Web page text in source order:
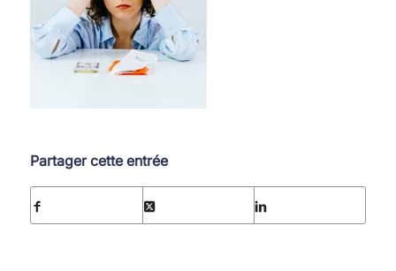
Partager cette entrée